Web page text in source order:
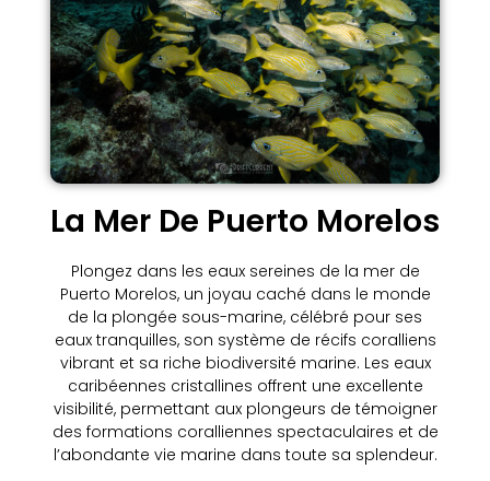
La Mer De Puerto Morelos
Plongez dans les eaux sereines de la mer de
Puerto Morelos, un joyau caché dans le monde
de la plongée sous-marine, célébré pour ses
eaux tranquilles, son système de récifs coralliens
vibrant et sa riche biodiversité marine. Les eaux
caribéennes cristallines offrent une excellente
visibilité, permettant aux plongeurs de témoigner
des formations coralliennes spectaculaires et de
l’abondante vie marine dans toute sa splendeur.